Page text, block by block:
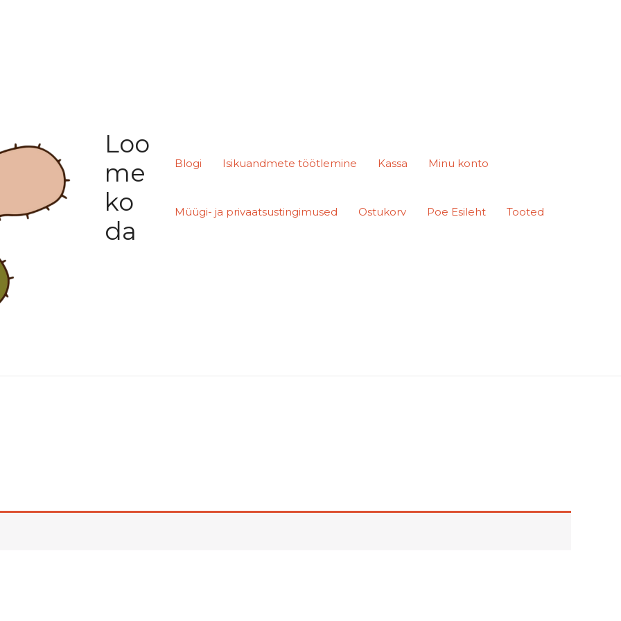
Loo
me
ko
da
Blogi Isikuandmete töötlemine Kassa Minu konto
Müügi- ja privaatsustingimused Ostukorv Poe Esileht Tooted